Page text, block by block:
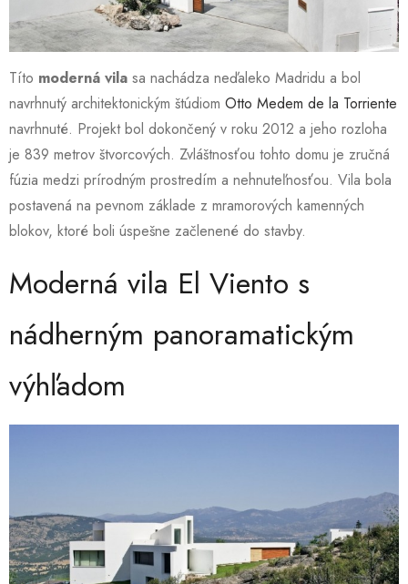
Títo moderná vila sa nachádza neďaleko Madridu a bol
navrhnutý architektonickým štúdiom Otto Medem de la Torriente
navrhnuté. Projekt bol dokončený v roku 2012 a jeho rozloha
je 839 metrov štvorcových. Zvláštnosťou tohto domu je zručná
fúzia medzi prírodným prostredím a nehnuteľnosťou. Vila bola
postavená na pevnom základe z mramorových kamenných
blokov, ktoré boli úspešne začlenené do stavby.
Moderná vila El Viento s
nádherným panoramatickým
výhľadom